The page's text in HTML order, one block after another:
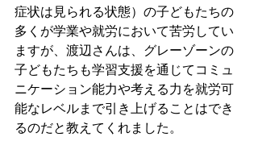
症状は見られる状態）の子どもたちの
多くが学業や就労において苦労してい
ますが、渡辺さんは、グレーゾーンの
子どもたちも学習支援を通じてコミュ
ニケーション能力や考える力を就労可
能なレベルまで引き上げることはでき
るのだと教えてくれました。